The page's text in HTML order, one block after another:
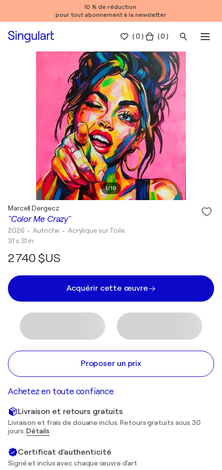
10 % de réduction
pour tout abonnement à la newsletter
(0 ) ( 0 )
1/19
"Color Me Crazy"
Marcell Dergecz
2026 • Autriche • Acrylique sur Toile
31 x 31 in
2 740 $US
Acquérir cette œuvre
Proposer un prix
Achetez en toute confiance
Livraison et retours gratuits
Livraison et frais de douane inclus. Retours gratuits sous 30
jours.Détails
Certificat d'authenticité
Signé et inclus avec chaque œuvre d'art